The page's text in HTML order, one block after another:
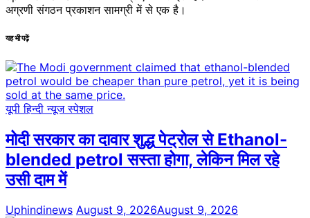
अग्रणी संगठन प्रकाशन सामग्री में से एक है।
यह भी पढ़ें
यूपी हिन्दी न्यूज स्पेशल
मोदी सरकार का दावार शुद्ध पेट्रोल से Ethanol-
blended petrol सस्ता होगा, लेकिन मिल रहे
उसी दाम में
Uphindinews August 9, 2026August 9, 2026